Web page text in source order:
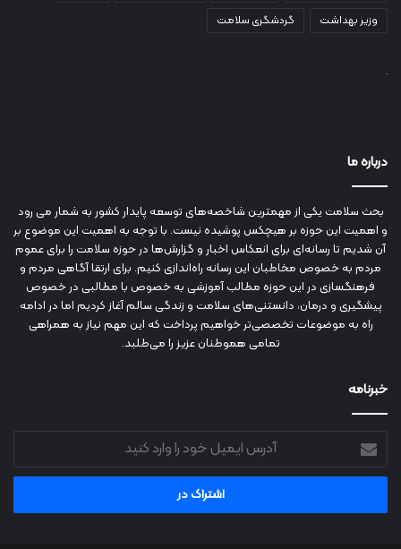
وزیر بهداشت
گردشگری سلامت
درباره ما
بحث سلامت یکی از مهمترین شاخصه‌های توسعه پایدار کشور به شمار می رود
و اهمیت این حوزه بر هیچکس پوشیده نیست. با توجه به اهمیت این موضوع بر
آن شدیم تا رسانه‌ای برای انعکاس اخبار و گزارش‌ها در حوزه سلامت را برای عموم
مردم به خصوص مخاطبان این رسانه راه‌اندازی کنیم. برای ارتقا آگاهی مردم و
فرهنگسازی در این حوزه مطالب آموزشی به خصوص با مطالبی در خصوص
پیشگیری و درمان، دانستنی‌های سلامت و زندگی سالم آغاز کردیم اما در ادامه
راه به موضوعات تخصصی‌تر خواهیم پرداخت که این مهم نیاز به همراهی
تمامی هموطنان عزیز را می‌طلبد.
خبرنامه
آدرس
ایمیل
خود
وارد